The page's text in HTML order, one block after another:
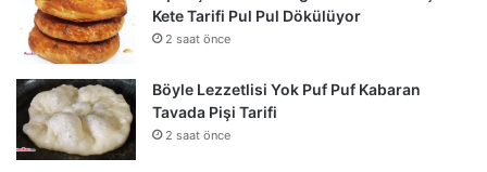
Kete Tarifi Pul Pul Dökülüyor
2 saat önce
Böyle Lezzetlisi Yok Puf Puf Kabaran
Tavada Pişi Tarifi
2 saat önce